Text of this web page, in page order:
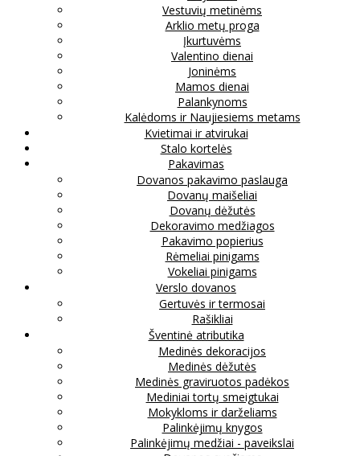
Vestuvių metinėms
Arklio metų proga
Įkurtuvėms
Valentino dienai
Joninėms
Mamos dienai
Palankynoms
Kalėdoms ir Naujiesiems metams
Kvietimai ir atvirukai
Stalo kortelės
Pakavimas
Dovanos pakavimo paslauga
Dovanų maišeliai
Dovanų dėžutės
Dekoravimo medžiagos
Pakavimo popierius
Rėmeliai pinigams
Vokeliai pinigams
Verslo dovanos
Gertuvės ir termosai
Rašikliai
Šventinė atributika
Medinės dekoracijos
Medinės dėžutės
Medinės graviruotos padėkos
Mediniai tortų smeigtukai
Mokykloms ir darželiams
Palinkėjimų knygos
Palinkėjimų medžiai - paveikslai